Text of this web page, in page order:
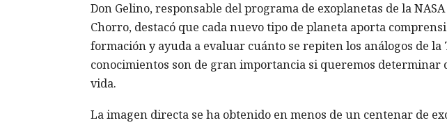
Don Gelino, responsable del programa de exoplanetas de la
Chorro, destacó que cada nuevo tipo de planeta aporta
formación y ayuda a evaluar cuánto se repiten los análogos de la
conocimientos son de gran importancia si queremos determinar
vida.
La imagen directa se ha obtenido en menos de un centenar de